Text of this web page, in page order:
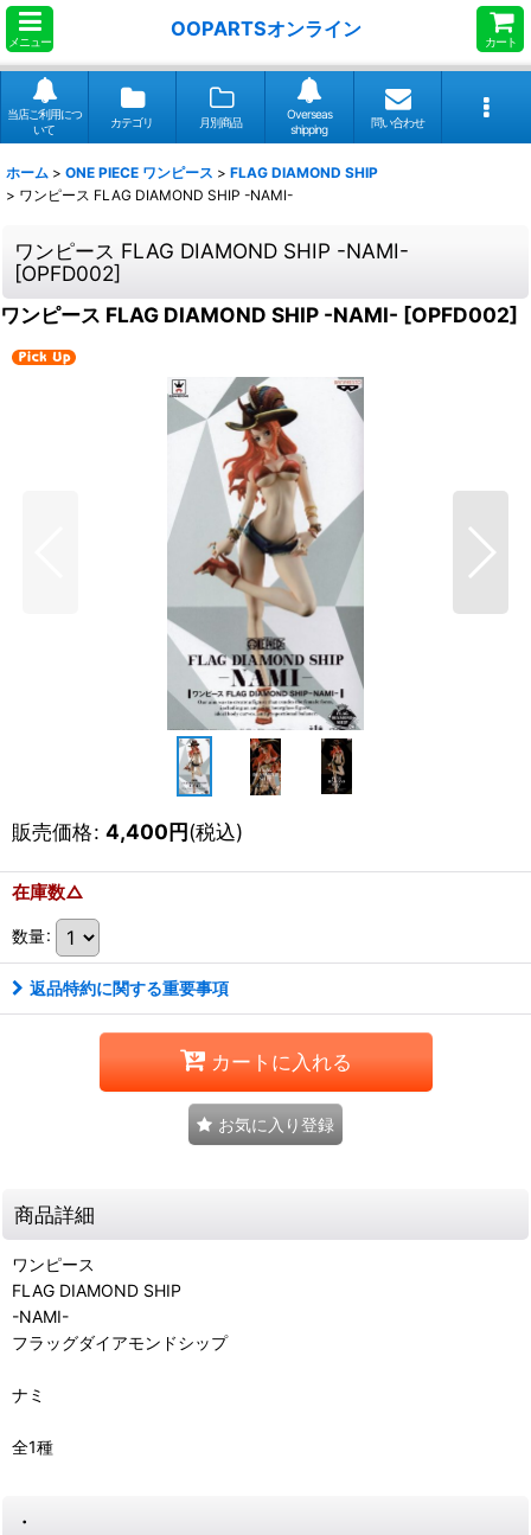
メニュー
OOPARTSオンライン
カート
当店ご利用につ
いて
カテゴリ 月別商品
Overseas
shipping
問い合わせ
ホーム > ONE PIECE ワンピース > FLAG DIAMOND SHIP
> ワンピース FLAG DIAMOND SHIP -NAMI-
ワンピース FLAG DIAMOND SHIP -NAMI-
[OPFD002]
ワンピース FLAG DIAMOND SHIP -NAMI- [OPFD002]
販売価格: 4,400円(税込)
在庫数△
数量:
返品特約に関する重要事項
カートに入れる
お気に入り登録
商品詳細
ワンピース
FLAG DIAMOND SHIP
-NAMI-
フラッグダイアモンドシップ
ナミ
全1種
・